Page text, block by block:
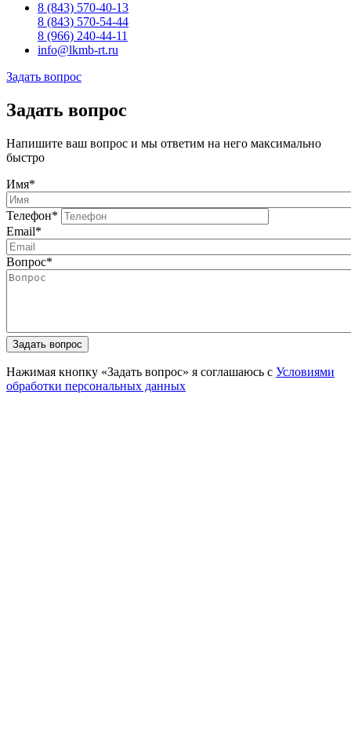
8 (843) 570-40-13
8 (843) 570-54-44
8 (966) 240-44-11
info@lkmb-rt.ru
Задать вопрос
Задать вопрос
Напишите ваш вопрос и мы ответим на него максимально
быстро
Имя*
Телефон*
Email*
Вопрос*
Задать вопрос
Нажимая кнопку «Задать вопрос» я соглашаюсь с Условиями
обработки персональных данных